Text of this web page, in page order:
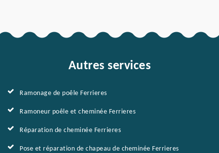
Autres services
Ramonage de poêle Ferrieres
Ramoneur poêle et cheminée Ferrieres
Réparation de cheminée Ferrieres
Pose et réparation de chapeau de cheminée Ferrieres